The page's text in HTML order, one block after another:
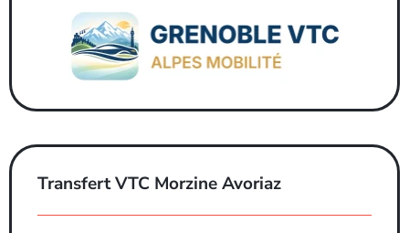
Transfert VTC Morzine Avoriaz